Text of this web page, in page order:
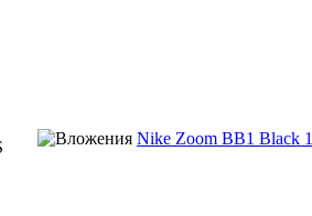
Nike Zoom BB1 Black